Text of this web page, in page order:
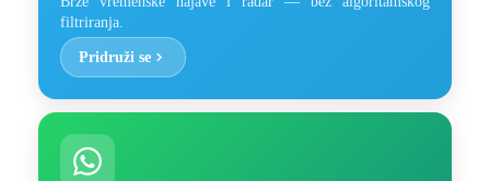
filtriranja.
Pridruži se